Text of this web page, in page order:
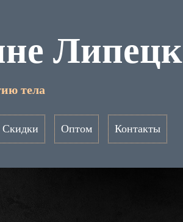
Липецк
тела
Скидки Оптом Контакты